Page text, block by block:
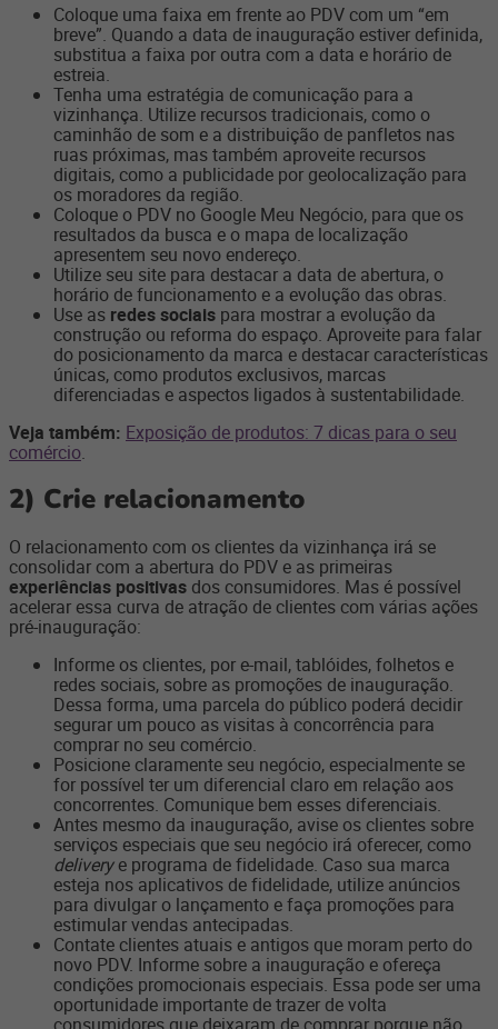
Coloque uma faixa em frente ao PDV com um “em
breve”. Quando a data de inauguração estiver definida,
substitua a faixa por outra com a data e horário de
estreia.
Tenha uma estratégia de comunicação para a
vizinhança. Utilize recursos tradicionais, como o
caminhão de som e a distribuição de panfletos nas
ruas próximas, mas também aproveite recursos
digitais, como a publicidade por geolocalização para
os moradores da região.
Coloque o PDV no Google Meu Negócio, para que os
resultados da busca e o mapa de localização
apresentem seu novo endereço.
Utilize seu site para destacar a data de abertura, o
horário de funcionamento e a evolução das obras.
Use as redes sociais para mostrar a evolução da
construção ou reforma do espaço. Aproveite para falar
do posicionamento da marca e destacar características
únicas, como produtos exclusivos, marcas
diferenciadas e aspectos ligados à sustentabilidade.
Veja também: Exposição de produtos: 7 dicas para o seu
comércio.
2) Crie relacionamento
O relacionamento com os clientes da vizinhança irá se
consolidar com a abertura do PDV e as primeiras
experiências positivas dos consumidores. Mas é possível
acelerar essa curva de atração de clientes com várias ações
pré-inauguração:
Informe os clientes, por e-mail, tablóides, folhetos e
redes sociais, sobre as promoções de inauguração.
Dessa forma, uma parcela do público poderá decidir
segurar um pouco as visitas à concorrência para
comprar no seu comércio.
Posicione claramente seu negócio, especialmente se
for possível ter um diferencial claro em relação aos
concorrentes. Comunique bem esses diferenciais.
Antes mesmo da inauguração, avise os clientes sobre
serviços especiais que seu negócio irá oferecer, como
deliverye programa de fidelidade. Caso sua marca
esteja nos aplicativos de fidelidade, utilize anúncios
para divulgar o lançamento e faça promoções para
estimular vendas antecipadas.
Contate clientes atuais e antigos que moram perto do
novo PDV. Informe sobre a inauguração e ofereça
condições promocionais especiais. Essa pode ser uma
oportunidade importante de trazer de volta